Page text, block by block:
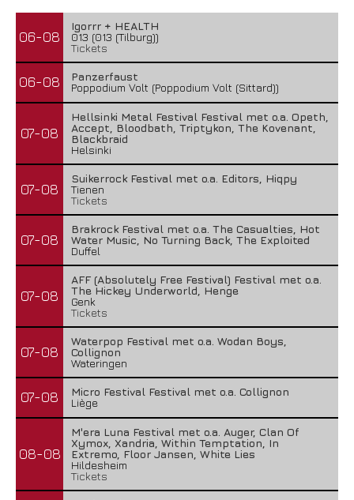
06-08
Igorrr + HEALTH
013 (013 (Tilburg))
Tickets
06-08
Panzerfaust
Poppodium Volt (Poppodium Volt (Sittard))
07-08
Hellsinki Metal Festival Festival met o.a. Opeth,
Accept, Bloodbath, Triptykon, The Kovenant,
Blackbraid
Helsinki
07-08
Suikerrock Festival met o.a. Editors, Hiqpy
Tienen
Tickets
07-08
Brakrock Festival met o.a. The Casualties, Hot
Water Music, No Turning Back, The Exploited
Duffel
07-08
AFF (Absolutely Free Festival) Festival met o.a.
The Hickey Underworld, Henge
Genk
Tickets
07-08
Waterpop Festival met o.a. Wodan Boys,
Collignon
Wateringen
07-08
Micro Festival Festival met o.a. Collignon
Liège
08-08
M'era Luna Festival met o.a. Auger, Clan Of
Xymox, Xandria, Within Temptation, In
Extremo, Floor Jansen, White Lies
Hildesheim
Tickets